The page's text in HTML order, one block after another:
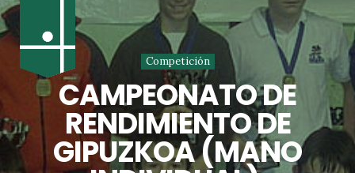
Competición
CAMPEONATO DE
RENDIMIENTO DE
GIPUZKOA (MANO